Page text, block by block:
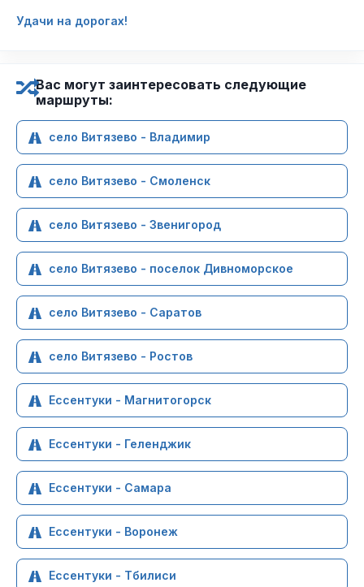
Удачи на дорогах!
Вас могут заинтересовать следующие
маршруты:
село Витязево - Владимир
село Витязево - Смоленск
село Витязево - Звенигород
село Витязево - поселок Дивноморское
село Витязево - Саратов
село Витязево - Ростов
Ессентуки - Магнитогорск
Ессентуки - Геленджик
Ессентуки - Самара
Ессентуки - Воронеж
Ессентуки - Тбилиси